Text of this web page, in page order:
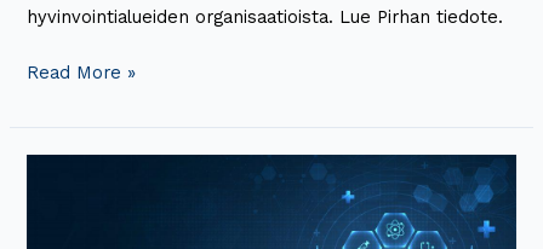
hyvinvointialueiden organisaatioista. Lue Pirhan tiedote.
Read More »